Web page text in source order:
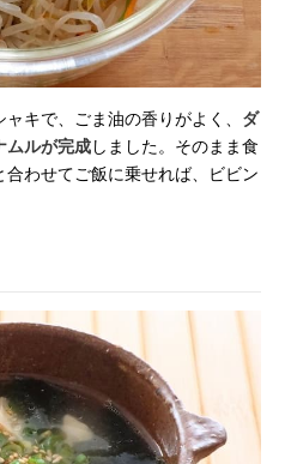
キで、ごま油の香りがよく、 ダ
ムルが完成しました。そのまま食
わせてご飯に乗せれば、ビビン